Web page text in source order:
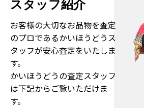
スタッフ紹介
お客様の大切なお品物を査定
のプロであるかいほうどうス
タッフが安心査定をいたしま
す。
かいほうどうの査定スタッフ
は下記からご覧いただけま
す。